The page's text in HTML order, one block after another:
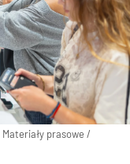
Materiały prasowe /